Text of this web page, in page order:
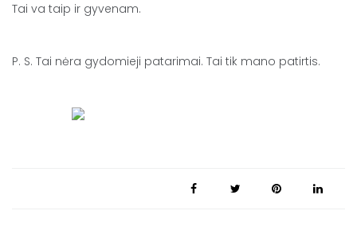
Tai va taip ir gyvenam.
P. S. Tai nėra gydomieji patarimai. Tai tik mano patirtis.